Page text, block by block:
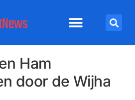
Ham
door de Wijha